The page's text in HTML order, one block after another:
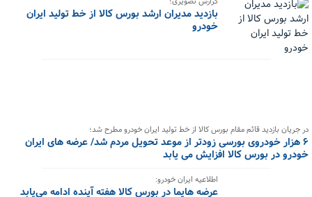
بازدید مدیران ارشد بورس کالا از خط تولید ایران
خودرو
در جریان بازدید قائم مقام بورس کالا از خط تولید ایران خودرو مطرح شد؛
۶ هزار خودروی بورسی زودتر از موعد تحویل مردم شد/ عرضه های ایران
خودرو در بورس کالا افزایش می یابد
اطلاعیه ایران خودرو:
عرضه هایما در بورس کالا هفته آینده ادامه می‌یابد